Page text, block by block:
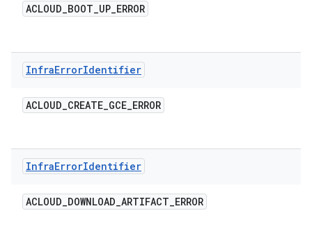
ACLOUD_BOOT_UP_ERROR
InfraErrorIdentifier
ACLOUD_CREATE_GCE_ERROR
InfraErrorIdentifier
ACLOUD_DOWNLOAD_ARTIFACT_ERROR